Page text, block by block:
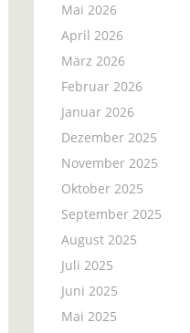
Mai 2026
April 2026
März 2026
Februar 2026
Januar 2026
Dezember 2025
November 2025
Oktober 2025
September 2025
August 2025
Juli 2025
Juni 2025
Mai 2025